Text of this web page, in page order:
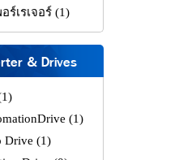
ร์เรเจอร์ (1)
& Drives
(1)
Drive (1)